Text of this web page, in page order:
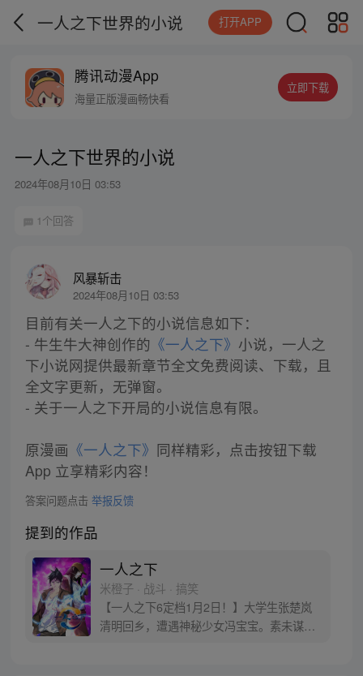
一人之下世界的小说 打开APP
腾讯动漫App
海量正版漫画畅快看
立即下载
一人之下世界的小说
2024年08月10日 03:53
1个回答
风暴斩击
2024年08月10日 03:53
目前有关一人之下的小说信息如下：
- 牛生牛大神创作的 《一人之下》 小说，一人之
下小说网提供最新章节全文免费阅读、下载，且
全文字更新，无弹窗。
- 关于一人之下开局的小说信息有限。
原漫画 《一人之下》 同样精彩，点击按钮下载
App 立享精彩内容！
答案问题点击 举报反馈
提到的作品
一人之下
米橙子 · 战斗 · 搞笑
【一人之下6定档1月2日！】大学生张楚岚
清明回乡，遭遇神秘少女冯宝宝。素未谋面